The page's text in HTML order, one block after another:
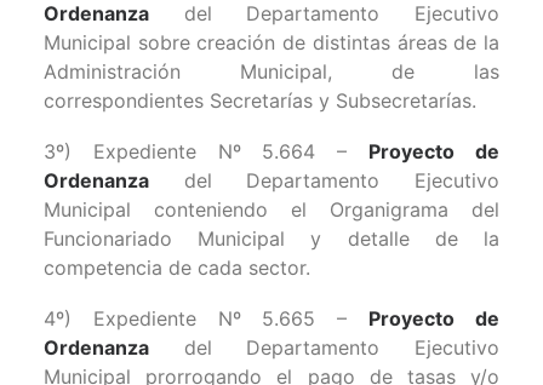
Ordenanza del Departamento Ejecutivo
Municipal sobre creación de distintas áreas de la
Administración Municipal, de las
correspondientes Secretarías y Subsecretarías.
3º) Expediente Nº 5.664 – Proyecto de
Ordenanza del Departamento Ejecutivo
Municipal conteniendo el Organigrama del
Funcionariado Municipal y detalle de la
competencia de cada sector.
4º) Expediente Nº 5.665 – Proyecto de
Ordenanza del Departamento Ejecutivo
Municipal prorrogando el pago de tasas y/o